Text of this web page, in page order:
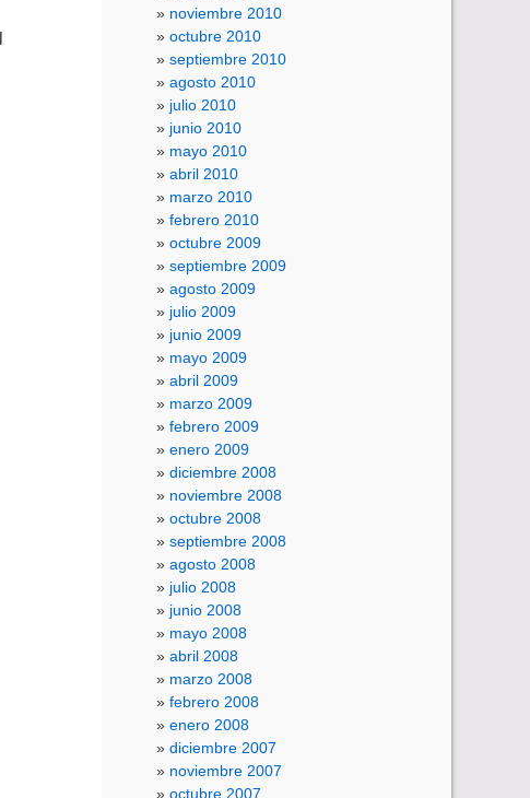
noviembre 2010
octubre 2010
septiembre 2010
agosto 2010
julio 2010
junio 2010
mayo 2010
abril 2010
marzo 2010
febrero 2010
octubre 2009
septiembre 2009
agosto 2009
julio 2009
junio 2009
mayo 2009
abril 2009
marzo 2009
febrero 2009
enero 2009
diciembre 2008
noviembre 2008
octubre 2008
septiembre 2008
agosto 2008
julio 2008
junio 2008
mayo 2008
abril 2008
marzo 2008
febrero 2008
enero 2008
diciembre 2007
noviembre 2007
octubre 2007